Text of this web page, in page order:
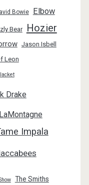
Bowie Elbow
Bear Hozier
Jason Isbell
Leon
Drake
Impala
The Smiths